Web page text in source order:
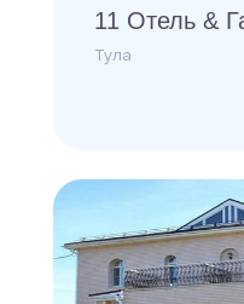
11 Отель &
Тула